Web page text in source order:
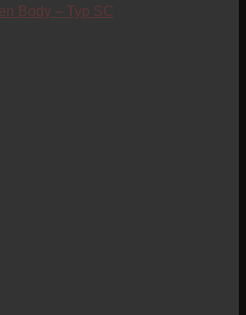
Body – Typ SC